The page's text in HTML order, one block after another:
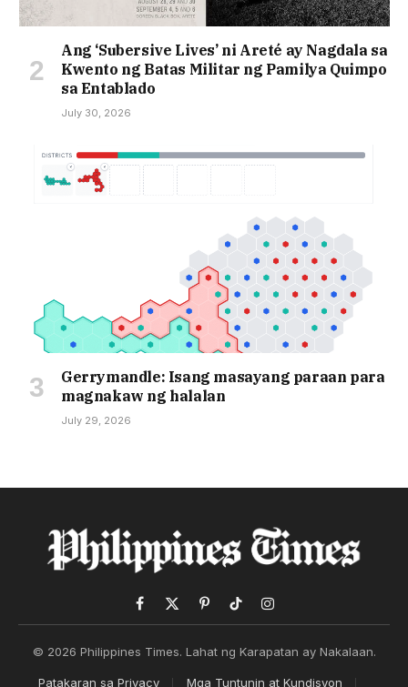
Ang ‘Subersive Lives’ ni Areté ay Nagdala sa
Kwento ng Batas Militar ng Pamilya Quimpo
sa Entablado
July 30, 2026
Gerrymandle: Isang masayang paraan para
magnakaw ng halalan
July 29, 2026
Facebook
X
PinterestTikTokInstagram
© 2026 Philippines Times. Lahat ng Karapatan ay Nakalaan.
Patakaran sa Privacy Mga Tuntunin at Kundisyon